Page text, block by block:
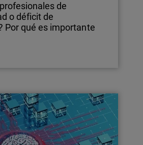
de
o déficit de
Por qué es importante